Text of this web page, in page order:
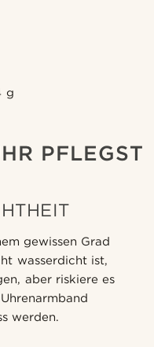
g
PFLEGST
gewissen Grad
wasserdicht ist,
aber riskiere es
werden.